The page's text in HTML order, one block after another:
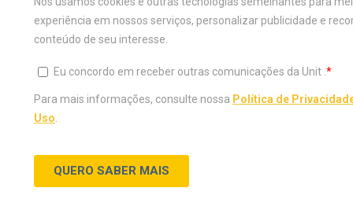
VESTIBULAR
Inscreva-se agora
Vestibular Agendado
Traga sua nota do Enem
Teste de Aptidão
ESTUDE NA UNIT
Graduação a distândia
Portador de Diploma